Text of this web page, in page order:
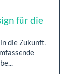
für die
die Zukunft.